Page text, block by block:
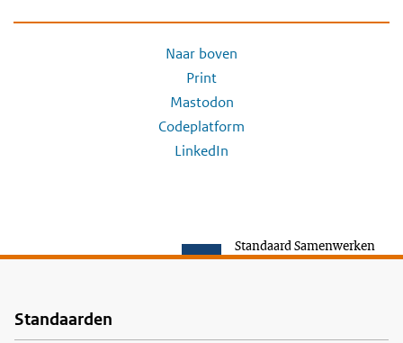
Naar boven
Print
Mastodon
Codeplatform
LinkedIn
Standaard Samenwerken
Voet
Standaarden